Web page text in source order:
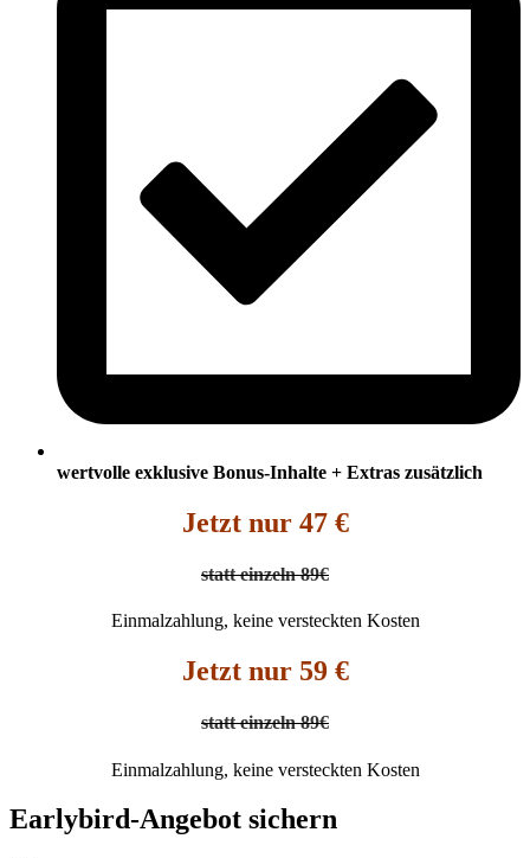
wertvolle exklusive Bonus-Inhalte + Extras zusätzlich
Jetzt nur 47 €
statt einzeln 89€
Einmalzahlung, keine versteckten Kosten
Jetzt nur 59 €
statt einzeln 89€
Einmalzahlung, keine versteckten Kosten
Earlybird-Angebot sichern